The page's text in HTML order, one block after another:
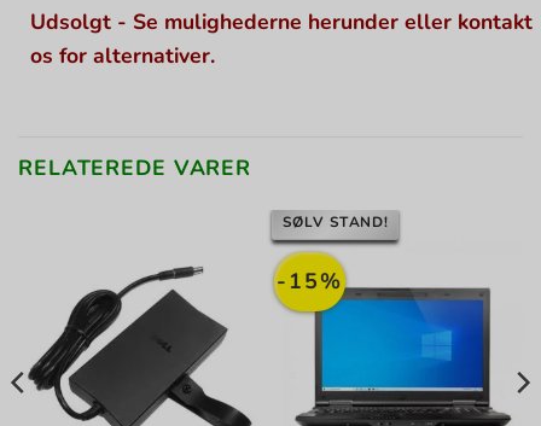
Udsolgt - Se mulighederne herunder eller kontakt
os for alternativer.
RELATEREDE VARER
-15%
SØLV STAND!